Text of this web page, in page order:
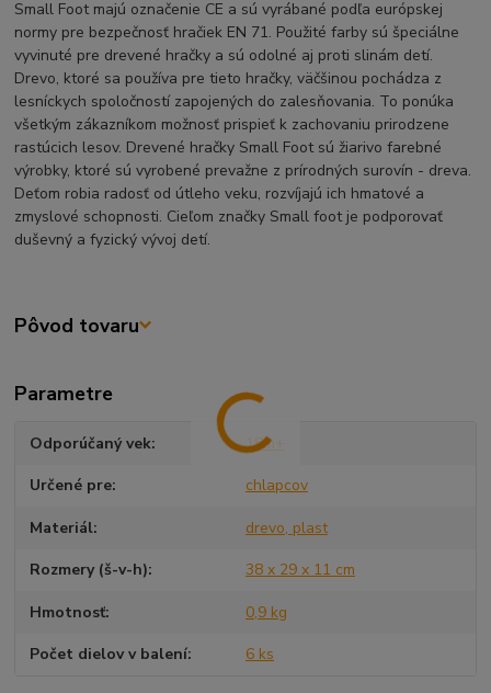
Small Foot majú označenie CE a sú vyrábané podľa európskej
normy pre bezpečnosť hračiek EN 71. Použité farby sú špeciálne
vyvinuté pre drevené hračky a sú odolné aj proti slinám detí.
Drevo, ktoré sa používa pre tieto hračky, väčšinou pochádza z
lesníckych spoločností zapojených do zalesňovania. To ponúka
všetkým zákazníkom možnosť prispieť k zachovaniu prirodzene
rastúcich lesov. Drevené hračky Small Foot sú žiarivo farebné
výrobky, ktoré sú vyrobené prevažne z prírodných surovín - dreva.
Deťom robia radosť od útleho veku, rozvíjajú ich hmatové a
zmyslové schopnosti. Cieľom značky Small foot je podporovať
duševný a fyzický vývoj detí.
Pôvod tovaru
Parametre
Odporúčaný vek 18m+
Určené pre chlapcov
Materiál drevo, plast
Rozmery (š-v-h) 38 x 29 x 11 cm
Hmotnosť 0,9 kg
Počet dielov v balení 6 ks